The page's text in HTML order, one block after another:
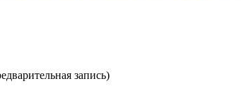
запись)